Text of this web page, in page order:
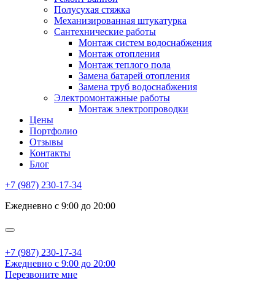
Полусухая стяжка
Механизированная штукатурка
Сантехнические работы
Монтаж систем водоснабжения
Монтаж отопления
Монтаж теплого пола
Замена батарей отопления
Замена труб водоснабжения
Электромонтажные работы
Монтаж электропроводки
Цены
Портфолио
Отзывы
Контакты
Блог
+7 (987) 230-17-34
Ежедневно с 9:00 до 20:00
+7 (987) 230-17-34
Ежедневно с 9:00 до 20:00
Перезвоните мне